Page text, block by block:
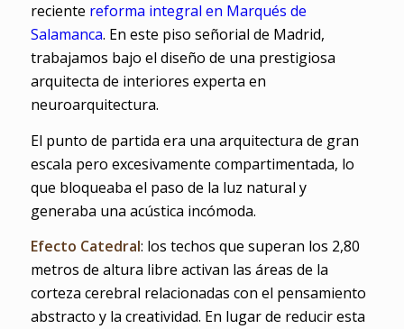
reciente reforma integral en Marqués de
Salamanca. En este piso señorial de Madrid,
trabajamos bajo el diseño de una prestigiosa
arquitecta de interiores experta en
neuroarquitectura.
El punto de partida era una arquitectura de gran
escala pero excesivamente compartimentada, lo
que bloqueaba el paso de la luz natural y
generaba una acústica incómoda.
Efecto Catedral: los techos que superan los 2,80
metros de altura libre activan las áreas de la
corteza cerebral relacionadas con el pensamiento
abstracto y la creatividad. En lugar de reducir esta